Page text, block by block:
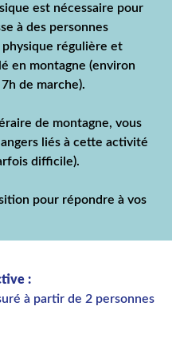
est nécessaire pour
à des personnes
régulière et
en montagne (environ
de marche).
de montagne, vous
liés à cette activité
difficile).
pour répondre à vos
:
à partir de 2 personnes